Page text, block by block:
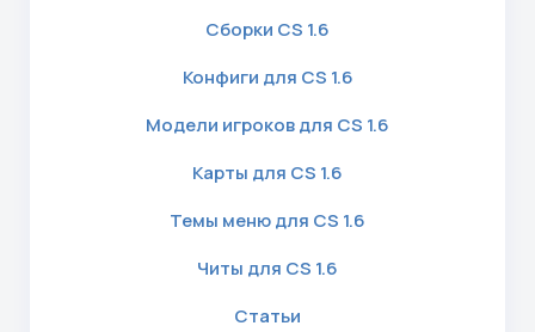
Сборки CS 1.6
Конфиги для CS 1.6
Модели игроков для CS 1.6
Карты для CS 1.6
Темы меню для CS 1.6
Читы для CS 1.6
Статьи